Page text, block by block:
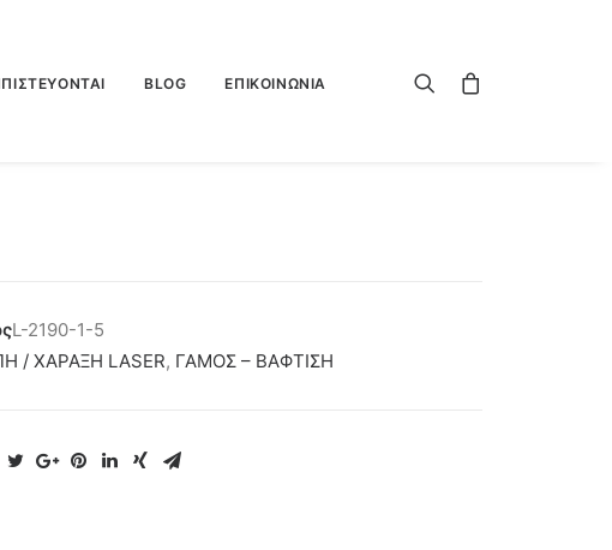
BLOG ΕΠΙΚΟΙΝΩΝΙΑ
L-2190-1-5
/ ΧΑΡΑΞΗ LASER, ΓΑΜΟΣ – ΒΑΦΤΙΣΗ